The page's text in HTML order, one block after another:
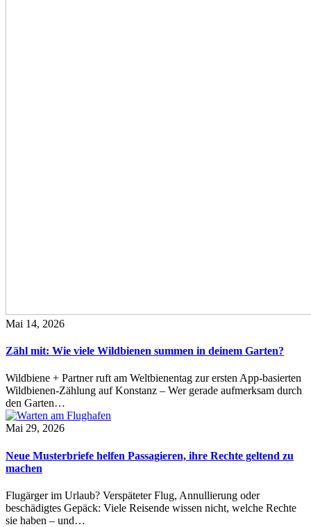
Mai 14, 2026
Zähl mit: Wie viele Wildbienen summen in deinem Garten?
Wildbiene + Partner ruft am Weltbienentag zur ersten App-basierten
Wildbienen-Zählung auf Konstanz – Wer gerade aufmerksam durch
den Garten…
Mai 29, 2026
Neue Musterbriefe helfen Passagieren, ihre Rechte geltend zu
machen
Flugärger im Urlaub? Verspäteter Flug, Annullierung oder
beschädigtes Gepäck: Viele Reisende wissen nicht, welche Rechte
sie haben – und…